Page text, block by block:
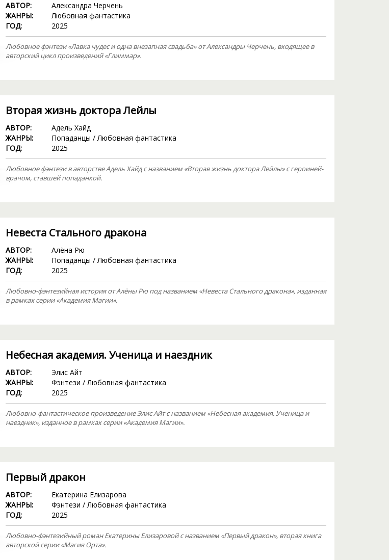
АВТОР:
Александра Черчень
ЖАНРЫ:
Любовная фантастика
ГОД:
2025
Любовное фэнтези «Лавка чудес и одна внезапная свадьба» от Александры Черчень, входящее в
авторский цикл произведений «Глиммар».
Вторая жизнь доктора Лейлы
АВТОР:
Адель Хайд
ЖАНРЫ:
Попаданцы /Любовная фантастика
ГОД:
2025
Любовное фэнтези в авторстве Адель Хайд с названием «Вторая жизнь доктора Лейлы» с героиней-
врачом, ставшей попаданкой.
Невеста Стального дракона
АВТОР:
Алёна Рю
ЖАНРЫ:
Попаданцы /Любовная фантастика
ГОД:
2025
Любовно-фэнтезийная история от Алёны Рю под названием «Невеста Стального дракона», изданная
в рамках серии «Академия Магии».
Небесная академия. Ученица и наездник
АВТОР:
Элис Айт
ЖАНРЫ:
Фэнтези /Любовная фантастика
ГОД:
2025
Любовно-фантастическое произведение Элис Айт с названием «Небесная академия. Ученица и
наездник», изданное в рамках серии «Академия Магии».
Первый дракон
АВТОР:
Екатерина Елизарова
ЖАНРЫ:
Фэнтези /Любовная фантастика
ГОД:
2025
Любовно-фэнтезийный роман Екатерины Елизаровой с названием «Первый дракон», вторая книга
авторской серии «Магия Орта».